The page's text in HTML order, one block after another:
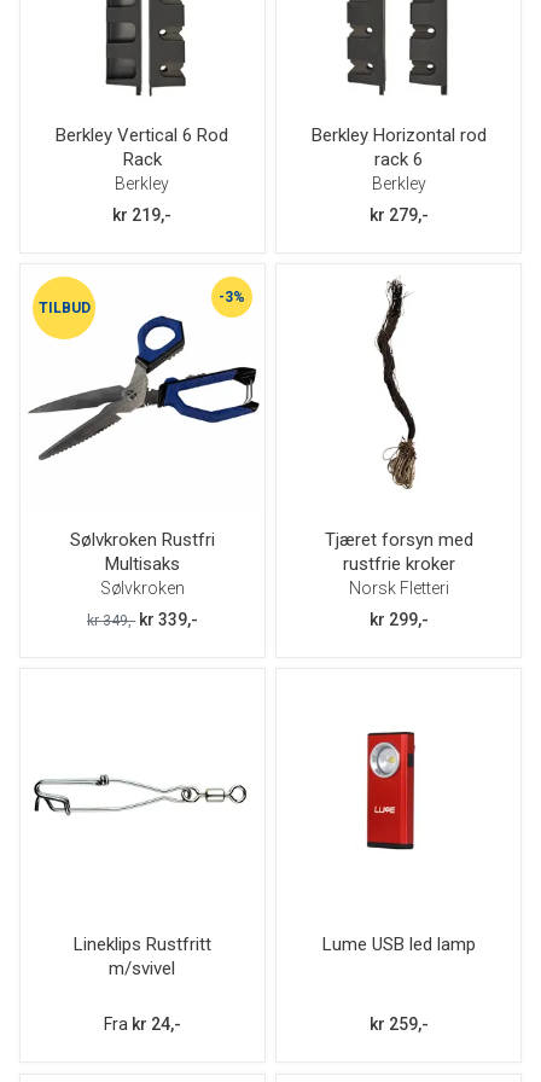
Berkley Vertical 6 Rod
Rack
Berkley
kr 219,-
Berkley Horizontal rod
rack 6
Berkley
kr 279,-
TILBUD
Sølvkroken Rustfri
Multisaks
Sølvkroken
-3%
kr 349,- kr 339,-
Tjæret forsyn med
rustfrie kroker
Norsk Fletteri
kr 299,-
Lineklips Rustfritt
m/svivel
Fra kr 24,-
Lume USB led lamp
kr 259,-